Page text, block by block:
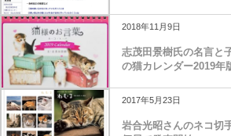
2018年11月9日
志茂田景樹氏の名言と
の猫カレンダー2019年
2017年5月23日
岩合光昭さんのネコ切